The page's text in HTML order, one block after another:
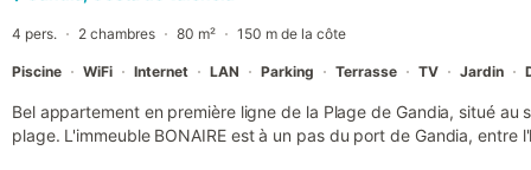
4 pers. 2 chambres 80 m² 150 m de la côte
Piscine WiFi Internet LAN Parking Terrasse TV Jardin
Bel appartement en première ligne de la Plage de Gandia, situé au
plage. L'immeuble BONAIRE est à un pas du port de Gandia, entre